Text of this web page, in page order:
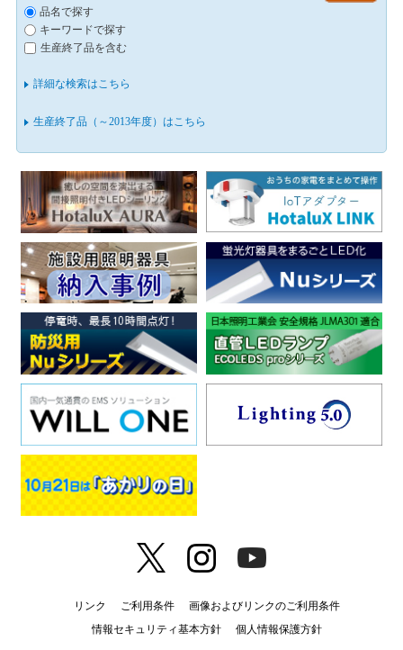
品名で探す
キーワードで探す
生産終了品を含む
詳細な検索はこちら
生産終了品（～2013年度）はこちら
リンク ご利用条件
画像およびリンクのご利用条件
情報セキュリティ基本方針
個人情報保護方針